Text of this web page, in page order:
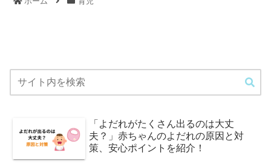
「よだれがたくさん出るのは大丈
夫？」赤ちゃんのよだれの原因と対
策、安心ポイントを紹介！